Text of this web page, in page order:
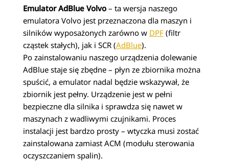
Emulator AdBlue Volvo– ta wersja naszego
emulatora Volvo jest przeznaczona dla maszyn i
silników wyposażonych zarówno w DPF(filtr
cząstek stałych), jak i SCR (AdBlue).
Po zainstalowaniu naszego urządzenia dolewanie
AdBlue staje się zbędne – płyn ze zbiornika można
spuścić, a emulator nadal będzie wskazywał, że
zbiornik jest pełny. Urządzenie jest w pełni
bezpieczne dla silnika i sprawdza się nawet w
maszynach z wadliwymi czujnikami. Proces
instalacji jest bardzo prosty – wtyczka musi zostać
zainstalowana zamiast ACM (modułu sterowania
oczyszczaniem spalin).